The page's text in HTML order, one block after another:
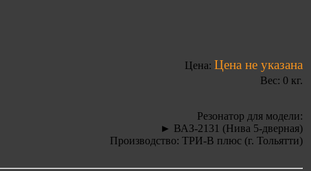
Цена: Цена не указана
Вес: 0 кг.
Резонатор для модели:
► ВАЗ-2131 (Нива 5-дверная)
Производство: ТРИ-В плюс (г. Тольятти)